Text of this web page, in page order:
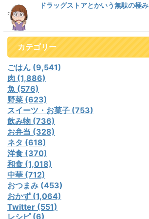
ドラッグストアとかいう無駄の極み
カテゴリー
ごはん (9,541)
肉 (1,886)
魚 (576)
野菜 (623)
スイーツ・お菓子 (753)
飲み物 (736)
お弁当 (328)
ネタ (618)
洋食 (370)
和食 (1,018)
中華 (712)
おつまみ (453)
おかず (1,064)
Twitter (551)
レシピ (6)